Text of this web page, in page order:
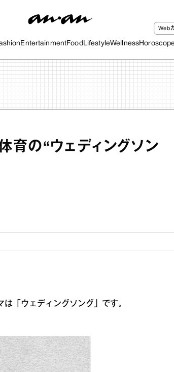
EntertainmentFood LifestyleWellness
Web
育の“ウェディングソン
「ウェディングソング」です。